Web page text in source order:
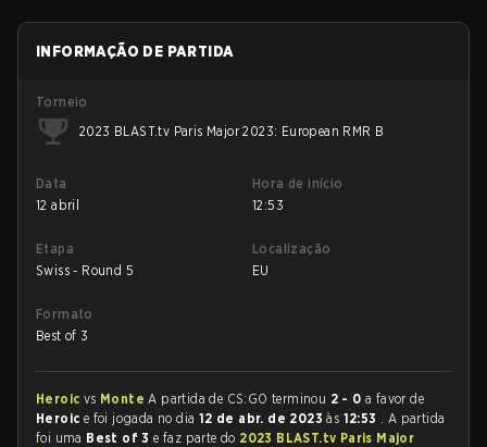
INFORMAÇÃO DE PARTIDA
Torneio
2023 BLAST.tv Paris Major 2023: European RMR B
Data
12 abril
Hora de início
12:53
Etapa
Swiss - Round 5
Localização
EU
Formato
Best of 3
Heroic vs MonteA partida de CS:GO terminou 2 - 0 a favor de
Heroic e foi jogada no dia 12 de abr. de 2023às 12:53 . A partida
foi uma Best of 3e faz parte do 2023 BLAST.tv Paris Major